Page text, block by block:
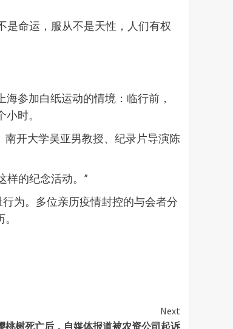
是命运，服从不是天性，人们有权
参加白纸运动的情境：临行前，
时。
开大学吴亚男教授、纪录片导演陈
样的纪念活动。”
为。多位亲历疫情封控的与会者分
Next
桃树死亡后，自媒体报道被农资公司起诉